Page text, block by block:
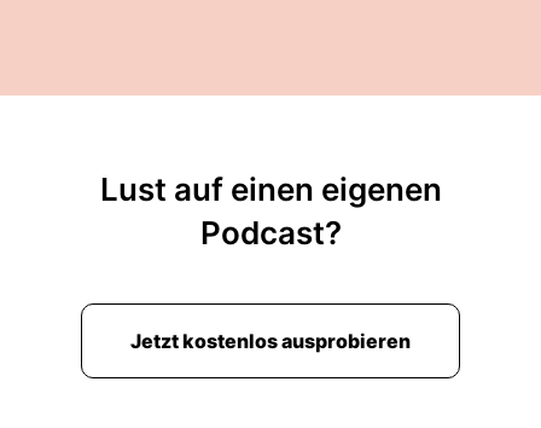
Lust auf einen eigenen
Podcast?
Jetzt kostenlos ausprobieren